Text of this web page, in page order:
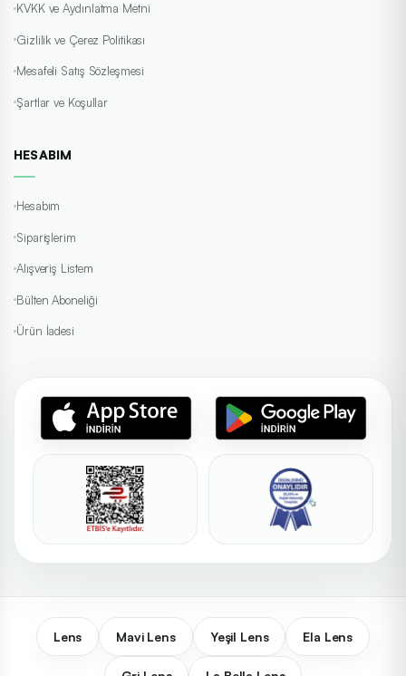
KVKK ve Aydınlatma Metni
Gizlilik ve Çerez Politikası
Mesafeli Satış Sözleşmesi
Şartlar ve Koşullar
HESABIM
Hesabım
Siparişlerim
Alışveriş Listem
Bülten Aboneliği
Ürün İadesi
Lens Mavi Lens Yeşil Lens Ela Lens